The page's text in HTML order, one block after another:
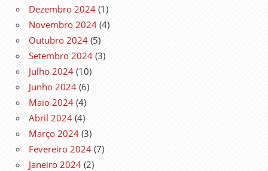
Dezembro 2024 (1)
Novembro 2024 (4)
Outubro 2024 (5)
Setembro 2024 (3)
Julho 2024 (10)
Junho 2024 (6)
Maio 2024 (4)
Abril 2024 (4)
Março 2024 (3)
Fevereiro 2024 (7)
Janeiro 2024 (2)